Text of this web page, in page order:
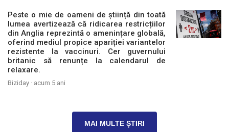
Peste o mie de oameni de știință din toată
lumea avertizează că ridicarea restricțiilor
din Anglia reprezintă o amenințare globală,
oferind mediul propice apariției variantelor
rezistente la vaccinuri. Cer guvernului
britanic să renunțe la calendarul de
relaxare.
Biziday · acum 5 ani
MAI MULTE ȘTIRI